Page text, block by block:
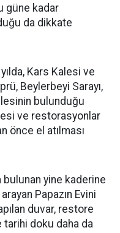
güne kadar
da dikkate
yılda, Kars Kalesi ve
Beylerbeyi Sarayı,
bulunduğu
ve restorasyonlar
önce el atılması
bulunan yine kaderine
Papazın Evini
duvar, restore
doku daha da